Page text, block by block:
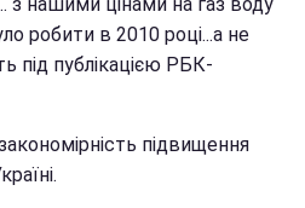
з нашими цінами на газ воду
робити в 2010 році...а не
під публікацією РБК-
підвищення